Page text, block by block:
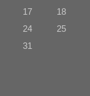
17
18
24
25
31